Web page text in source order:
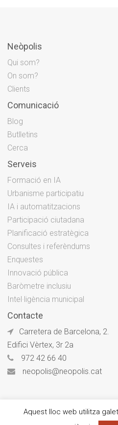
Neòpolis
Qui som?
On som?
Clients
Comunicació
Blog
Butlletins
Cerca
Serveis
Formació en IA
Urbanisme participatiu
IA i automatitzacions
Participació ciutadana
Planificació estratègica
Consultes i referèndums
Enquestes
Innovació pública
Baròmetre inclusiu
Intel·ligència municipal
Contacte
Carretera de Barcelona, 2.
Edifici Vèrtex, 3r 2a
972 42 66 40
neopolis@neopolis.cat
Aquest lloc web utilitza